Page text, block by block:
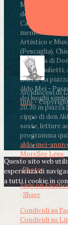
Martedì 4
dell’Infanzia
Castracani 435
memoria di
Artistico e
(Pescaglia),
memoria di
Paolo
Lucca, da
Aldo Mei -
dei luoghi
20.30 in piazza
cippo di don
soste, letture
programma qui:
aldo-mei-
MoreSee Less
Photo
View on
· Share
Condividi su
Condividi su
Arcidiocesi di
Info-
Questo sito web
esperienza di
a tutti i cookie in